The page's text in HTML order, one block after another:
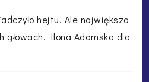
hejtu. Ale największa
głowach. Ilona Adamska dla